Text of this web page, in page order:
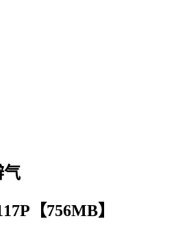
气
【756MB】